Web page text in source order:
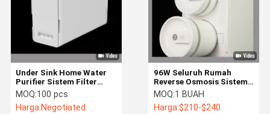
Under Sink Home Water
Purifier Sistem Filter
Tankless Aliran Tinggi
SGS
MOQ:100 pcs
Harga:Negotiated
96W Seluruh Rumah
Reverse Osmosis Sistem
Penyaringan Air Filter Air
Wastafel Dapur
MOQ:1 BUAH
Harga:$210-$240